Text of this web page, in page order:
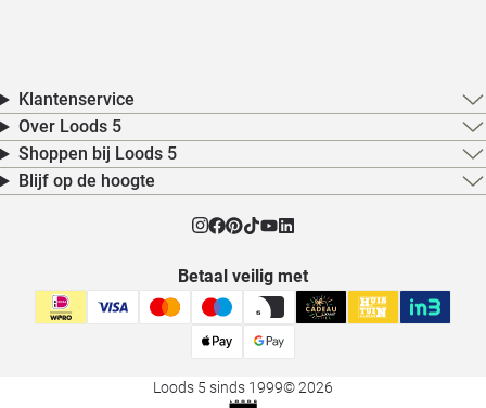
Klantenservice
Over Loods 5
Shoppen bij Loods 5
Blijf op de hoogte
Betaal veilig met
Loods 5 sinds 1999© 2026